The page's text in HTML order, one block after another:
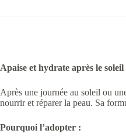
Apaise et hydrate après le soleil
Après une journée au soleil ou
nourrir et réparer la peau. Sa
Pourquoi l’adopter :